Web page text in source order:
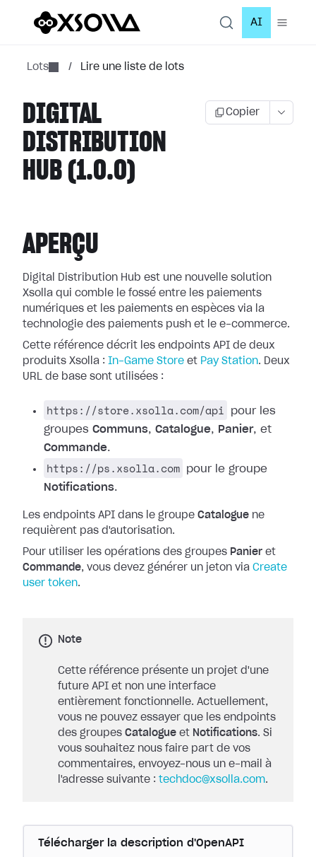
AI
Lots / Lire une liste de lots
DIGITAL
DISTRIBUTION
HUB (1.0.0)
Copier
APERÇU
Digital Distribution Hub est une nouvelle solution
Xsolla qui comble le fossé entre les paiements
numériques et les paiements en espèces via la
technologie des paiements push et le e-commerce.
Cette référence décrit les endpoints API de deux
produits Xsolla : In-Game Store et Pay Station. Deux
URL de base sont utilisées :
https://store.xsolla.com/api
pour les
groupes Communs, Catalogue, Panier, et
Commande.
https://ps.xsolla.com
pour le groupe
Notifications.
Les endpoints API dans le groupe Catalogue ne
requièrent pas d'autorisation.
Pour utiliser les opérations des groupes Panier et
Commande, vous devez générer un jeton via Create
user token.
Note
Cette référence présente un projet d'une
future API et non une interface
entièrement fonctionnelle. Actuellement,
vous ne pouvez essayer que les endpoints
des groupes Catalogue et Notifications. Si
vous souhaitez nous faire part de vos
commentaires, envoyez-nous un e-mail à
l'adresse suivante : techdoc@xsolla.com.
Télécharger la description d'OpenAPI